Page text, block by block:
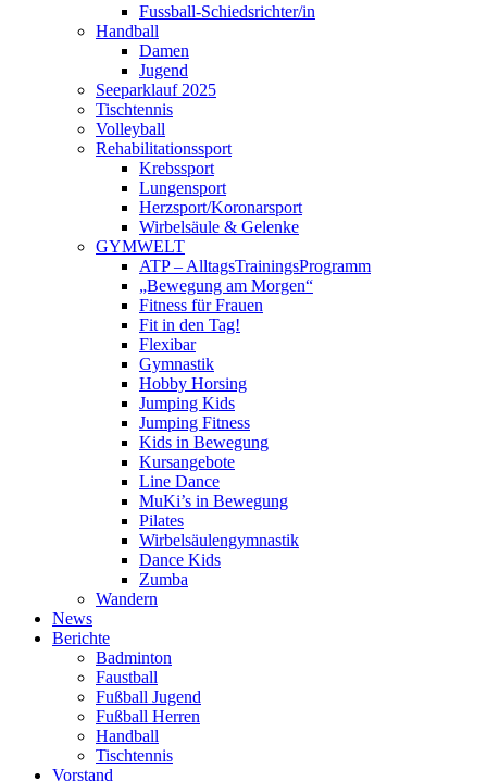
Fussball-Schiedsrichter/in
Handball
Damen
Jugend
Seeparklauf 2025
Tischtennis
Volleyball
Rehabilitationssport
Krebssport
Lungensport
Herzsport/Koronarsport
Wirbelsäule & Gelenke
GYMWELT
ATP – AlltagsTrainingsProgramm
„Bewegung am Morgen“
Fitness für Frauen
Fit in den Tag!
Flexibar
Gymnastik
Hobby Horsing
Jumping Kids
Jumping Fitness
Kids in Bewegung
Kursangebote
Line Dance
MuKi’s in Bewegung
Pilates
Wirbelsäulengymnastik
Dance Kids
Zumba
Wandern
News
Berichte
Badminton
Faustball
Fußball Jugend
Fußball Herren
Handball
Tischtennis
Vorstand